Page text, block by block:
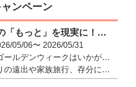
ャンペーン
【GWの「もっと」を現実に！】夏休みを最高にする一台、オーダー販売で叶えませんか？
05/06〜 2026/05/31
皆様、ゴールデンウィークはいかがお過ごしでしたでしょうか？
や家族旅行、存分に楽しまれたことと思います！
してみて……こんな「もっと」を感じた瞬間はありませんでしたか？